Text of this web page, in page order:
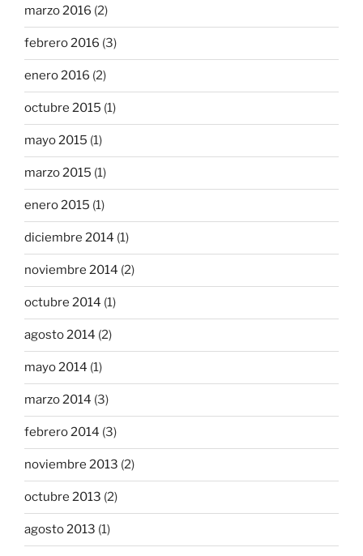
marzo 2016 (2)
febrero 2016 (3)
enero 2016 (2)
octubre 2015 (1)
mayo 2015 (1)
marzo 2015 (1)
enero 2015 (1)
diciembre 2014 (1)
noviembre 2014 (2)
octubre 2014 (1)
agosto 2014 (2)
mayo 2014 (1)
marzo 2014 (3)
febrero 2014 (3)
noviembre 2013 (2)
octubre 2013 (2)
agosto 2013 (1)